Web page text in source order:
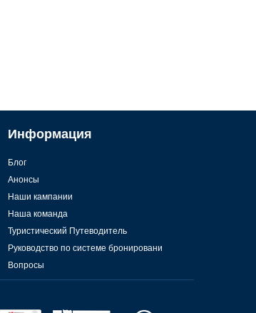
Информация
Блог
Анонсы
Наши кампании
Наша команда
Туристический Путеводитель
Руководство по системе бронировани
Вопросы